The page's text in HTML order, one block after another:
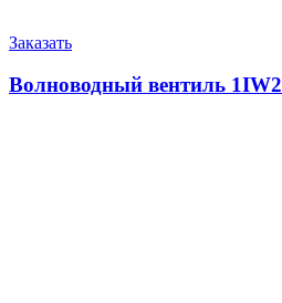
Заказать
Волноводный вентиль